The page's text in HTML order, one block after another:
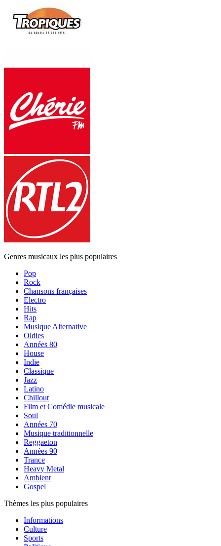
Genres musicaux les plus populaires
Pop
Rock
Chansons françaises
Electro
Hits
Rap
Musique Alternative
Oldies
Années 80
House
Indie
Classique
Jazz
Latino
Chillout
Film et Comédie musicale
Soul
Années 70
Musique traditionnelle
Reggaeton
Années 90
Trance
Heavy Metal
Ambient
Gospel
Thèmes les plus populaires
Informations
Culture
Sports